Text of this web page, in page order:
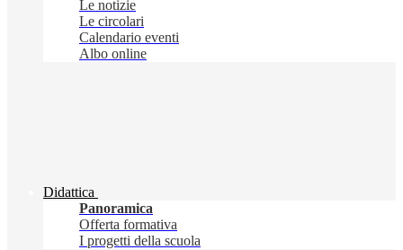
Le notizie
Le circolari
Calendario eventi
Albo online
Didattica
Panoramica
Offerta formativa
I progetti della scuola